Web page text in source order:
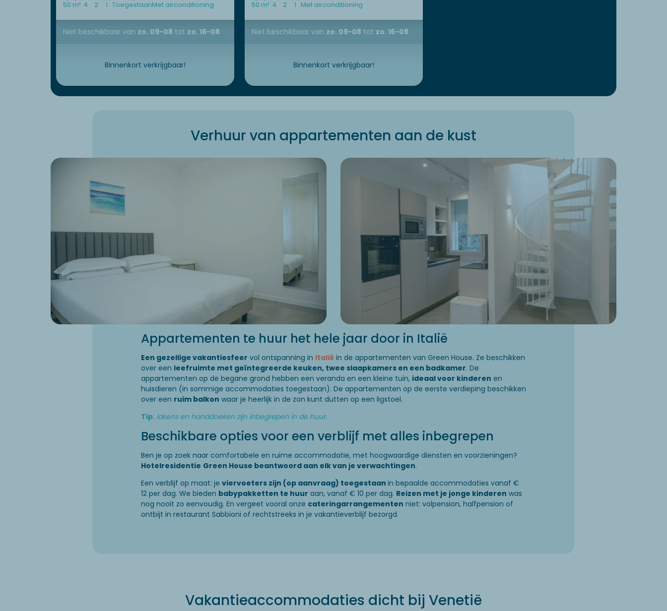
50 m² 4 2 1 ToegestaanMet airconditioning
Niet beschikbaar van zo. 09-08 tot zo. 16-08
Binnenkort verkrijgbaar!
50 m² 4 2 1 Met airconditioning
Niet beschikbaar van zo. 09-08 tot zo. 16-08
Binnenkort verkrijgbaar!
Verhuur van appartementen aan de kust
Appartementen te huur het hele jaar door in Italië
Een gezellige vakantiesfeer vol ontspanning in Italië in de appartementen van Green House. Ze beschikken
over een leefruimte met geïntegreerde keuken, twee slaapkamers en een badkamer. De
appartementen op de begane grond hebben een veranda en een kleine tuin, ideaal voor kinderen en
huisdieren (in sommige accommodaties toegestaan). De appartementen op de eerste verdieping beschikken
over een ruim balkon waar je heerlijk in de zon kunt dutten op een ligstoel.
Tip: lakens en handdoeken zijn inbegrepen in de huur.
Beschikbare opties voor een verblijf met alles inbegrepen
Ben je op zoek naar comfortabele en ruime accommodatie, met hoogwaardige diensten en voorzieningen?
Hotelresidentie Green House beantwoord aan elk van je verwachtingen.
Een verblijf op maat: je viervoeters zijn (op aanvraag) toegestaan ​​in bepaalde accommodaties vanaf €
12 per dag. We bieden babypakketten te huur aan, vanaf € 10 per dag. Reizen met je jonge kinderen was
nog nooit zo eenvoudig. En vergeet vooral onze cateringarrangementen niet: volpension, halfpension of
ontbijt in restaurant Sabbioni of rechtstreeks in je vakantieverblijf bezorgd.
Vakantieaccommodaties dicht bij Venetië